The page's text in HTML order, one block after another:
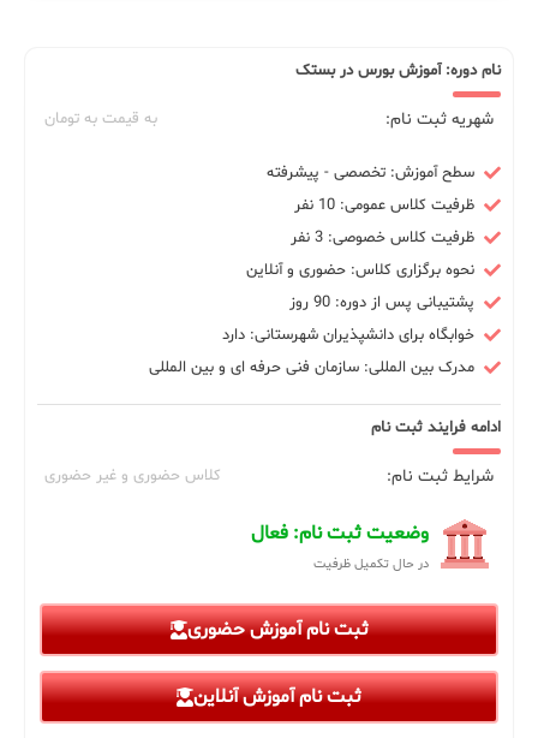
نام دوره: آموزش بورس در بستک
شهریه ثبت نام: به قیمت به تومان
سطح آموزش: تخصصی - پیشرفته
ظرفیت کلاس عمومی: 10 نفر
ظرفیت کلاس خصوصی: 3 نفر
نحوه برگزاری کلاس: حضوری و آنلاین
پشتیبانی پس از دوره: 90 روز
خوابگاه برای دانشپذیران شهرستانی: دارد
مدرک بین المللی: سازمان فنی حرفه ای و بین المللی
ادامه فرایند ثبت نام
شرایط ثبت نام: کلاس حضوری و غیر حضوری
وضعیت ثبت نام: فعال
در حال تکمیل ظرفیت
ثبت نام آموزش حضوری
ثبت نام آموزش آنلاین